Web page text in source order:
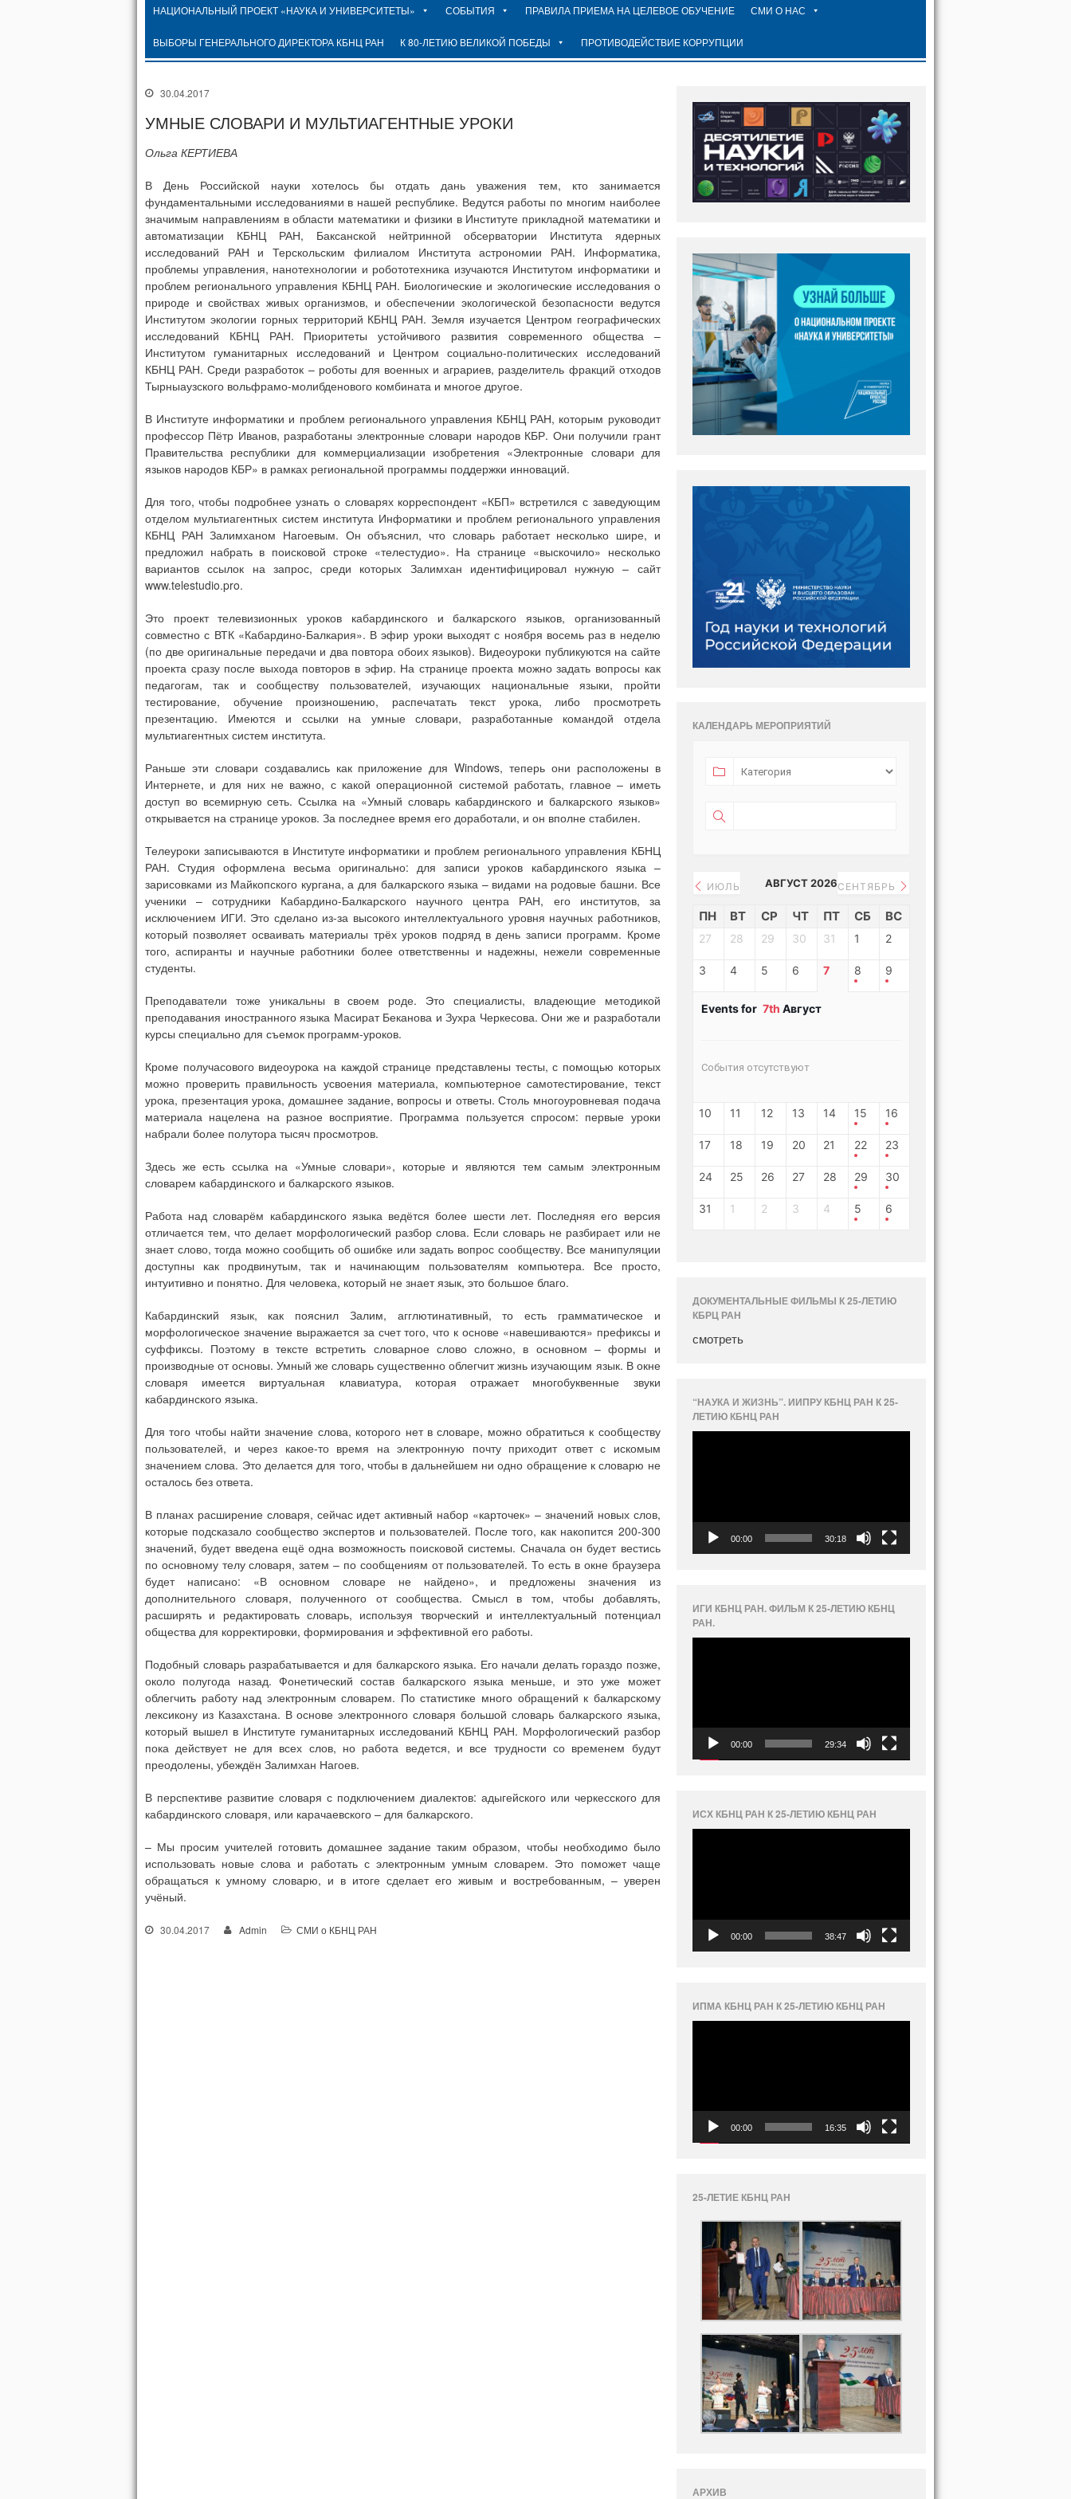
НАЦИОНАЛЬНЫЙ ПРОЕКТ «НАУКА И УНИВЕРСИТЕТЫ» СОБЫТИЯ ПРАВИЛА ПРИЕМА НА ЦЕЛЕВОЕ ОБУЧЕНИЕ СМИ О НАС
ВЫБОРЫ ГЕНЕРАЛЬНОГО ДИРЕКТОРА КБНЦ РАН К 80-ЛЕТИЮ ВЕЛИКОЙ ПОБЕДЫ ПРОТИВОДЕЙСТВИЕ КОРРУПЦИИ
30.04.2017
УМНЫЕ СЛОВАРИ И МУЛЬТИАГЕНТНЫЕ УРОКИ
Ольга КЕРТИЕВА
В День Российской науки хотелось бы отдать дань уважения тем, кто занимается
фундаментальными исследованиями в нашей республике. Ведутся работы по многим наиболее
значимым направлениям в области математики и физики в Институте прикладной математики и
автоматизации КБНЦ РАН, Баксанской нейтринной обсерватории Института ядерных
исследований РАН и Терскольским филиалом Института астрономии РАН. Информатика,
проблемы управления, нанотехнологии и робототехника изучаются Институтом информатики и
проблем регионального управления КБНЦ РАН. Биологические и экологические исследования о
природе и свойствах живых организмов, и обеспечении экологической безопасности ведутся
Институтом экологии горных территорий КБНЦ РАН. Земля изучается Центром географических
исследований КБНЦ РАН. Приоритеты устойчивого развития современного общества –
Институтом гуманитарных исследований и Центром социально-политических исследований
КБНЦ РАН. Среди разработок – роботы для военных и аграриев, разделитель фракций отходов
Тырныаузского вольфрамо-молибденового комбината и многое другое.
В Институте информатики и проблем регионального управления КБНЦ РАН, которым руководит
профессор Пётр Иванов, разработаны электронные словари народов КБР. Они получили грант
Правительства республики для коммерциализации изобретения «Электронные словари для
языков народов КБР» в рамках региональной программы поддержки инноваций.
Для того, чтобы подробнее узнать о словарях корреспондент «КБП» встретился с заведующим
отделом мультиагентных систем института Информатики и проблем регионального управления
КБНЦ РАН Залимханом Нагоевым. Он объяснил, что словарь работает несколько шире, и
предложил набрать в поисковой строке «телестудио». На странице «выскочило» несколько
вариантов ссылок на запрос, среди которых Залимхан идентифицировал нужную – сайт
www.telestudio.pro.
Это проект телевизионных уроков кабардинского и балкарского языков, организованный
совместно с ВТК «Кабардино-Балкария». В эфир уроки выходят с ноября восемь раз в неделю
(по две оригинальные передачи и два повтора обоих языков). Видеоуроки публикуются на сайте
проекта сразу после выхода повторов в эфир. На странице проекта можно задать вопросы как
педагогам, так и сообществу пользователей, изучающих национальные языки, пройти
тестирование, обучение произношению, распечатать текст урока, либо просмотреть
презентацию. Имеются и ссылки на умные словари, разработанные командой отдела
мультиагентных систем института.
Раньше эти словари создавались как приложение для Windows, теперь они расположены в
Интернете, и для них не важно, с какой операционной системой работать, главное – иметь
доступ во всемирную сеть. Ссылка на «Умный словарь кабардинского и балкарского языков»
открывается на странице уроков. За последнее время его доработали, и он вполне стабилен.
Телеуроки записываются в Институте информатики и проблем регионального управления КБНЦ
РАН. Студия оформлена весьма оригинально: для записи уроков кабардинского языка –
зарисовками из Майкопского кургана, а для балкарского языка – видами на родовые башни. Все
ученики – сотрудники Кабардино-Балкарского научного центра РАН, его институтов, за
исключением ИГИ. Это сделано из-за высокого интеллектуального уровня научных работников,
который позволяет осваивать материалы трёх уроков подряд в день записи программ. Кроме
того, аспиранты и научные работники более ответственны и надежны, нежели современные
студенты.
Преподаватели тоже уникальны в своем роде. Это специалисты, владеющие методикой
преподавания иностранного языка Масират Беканова и Зухра Черкесова. Они же и разработали
курсы специально для съемок программ-уроков.
Кроме получасового видеоурока на каждой странице представлены тесты, с помощью которых
можно проверить правильность усвоения материала, компьютерное самотестирование, текст
урока, презентация урока, домашнее задание, вопросы и ответы. Столь многоуровневая подача
материала нацелена на разное восприятие. Программа пользуется спросом: первые уроки
набрали более полутора тысяч просмотров.
Здесь же есть ссылка на «Умные словари», которые и являются тем самым электронным
словарем кабардинского и балкарского языков.
Работа над словарём кабардинского языка ведётся более шести лет. Последняя его версия
отличается тем, что делает морфологический разбор слова. Если словарь не разбирает или не
знает слово, тогда можно сообщить об ошибке или задать вопрос сообществу. Все манипуляции
доступны как продвинутым, так и начинающим пользователям компьютера. Все просто,
интуитивно и понятно. Для человека, который не знает язык, это большое благо.
Кабардинский язык, как пояснил Залим, агглютинативный, то есть грамматическое и
морфологическое значение выражается за счет того, что к основе «навешиваются» префиксы и
суффиксы. Поэтому в тексте встретить словарное слово сложно, в основном – формы и
производные от основы. Умный же словарь существенно облегчит жизнь изучающим язык. В окне
словаря имеется виртуальная клавиатура, которая отражает многобуквенные звуки
кабардинского языка.
Для того чтобы найти значение слова, которого нет в словаре, можно обратиться к сообществу
пользователей, и через какое-то время на электронную почту приходит ответ с искомым
значением слова. Это делается для того, чтобы в дальнейшем ни одно обращение к словарю не
осталось без ответа.
В планах расширение словаря, сейчас идет активный набор «карточек» – значений новых слов,
которые подсказало сообщество экспертов и пользователей. После того, как накопится 200-300
значений, будет введена ещё одна возможность поисковой системы. Сначала он будет вестись
по основному телу словаря, затем – по сообщениям от пользователей. То есть в окне браузера
будет написано: «В основном словаре не найдено», и предложены значения из
дополнительного словаря, полученного от сообщества. Смысл в том, чтобы добавлять,
расширять и редактировать словарь, используя творческий и интеллектуальный потенциал
общества для корректировки, формирования и эффективной его работы.
Подобный словарь разрабатывается и для балкарского языка. Его начали делать гораздо позже,
около полугода назад. Фонетический состав балкарского языка меньше, и это уже может
облегчить работу над электронным словарем. По статистике много обращений к балкарскому
лексикону из Казахстана. В основе электронного словаря большой словарь балкарского языка,
который вышел в Институте гуманитарных исследований КБНЦ РАН. Морфологический разбор
пока действует не для всех слов, но работа ведется, и все трудности со временем будут
преодолены, убеждён Залимхан Нагоев.
В перспективе развитие словаря с подключением диалектов: адыгейского или черкесского для
кабардинского словаря, или карачаевского – для балкарского.
– Мы просим учителей готовить домашнее задание таким образом, чтобы необходимо было
использовать новые слова и работать с электронным умным словарем. Это поможет чаще
обращаться к умному словарю, и в итоге сделает его живым и востребованным, – уверен
учёный.
30.04.2017 Admin СМИ о КБНЦ РАН
КАЛЕНДАРЬ МЕРОПРИЯТИЙ
ИЮЛЬ АВГУСТ 2026СЕНТЯБРЬ
ПН ВТ СР ЧТ ПТ СБ ВС
27 28 29 30 31 1 2
3 4 5 6 7 8 9
Events for 7th Август
События отсутствуют
10 11 12 13 14 15 16
17 18 19 20 21 22 23
24 25 26 27 28 29 30
31 1 2 3 4 5 6
ДОКУМЕНТАЛЬНЫЕ ФИЛЬМЫ К 25-ЛЕТИЮ
КБРЦ РАН
смотреть
“НАУКА И ЖИЗНЬ”. ИИПРУ КБНЦ РАН К 25-
ЛЕТИЮ КБНЦ РАН
00:00 30:18
ИГИ КБНЦ РАН. ФИЛЬМ К 25-ЛЕТИЮ КБНЦ
РАН.
00:00 29:34
ИСХ КБНЦ РАН К 25-ЛЕТИЮ КБНЦ РАН
00:00 38:47
ИПМА КБНЦ РАН К 25-ЛЕТИЮ КБНЦ РАН
00:00 16:35
25-ЛЕТИЕ КБНЦ РАН
АРХИВ